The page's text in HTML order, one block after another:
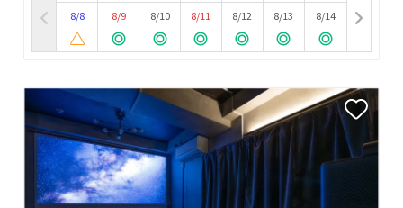
8/8
8/9
8/10
8/11
8/12
8/13
8/14